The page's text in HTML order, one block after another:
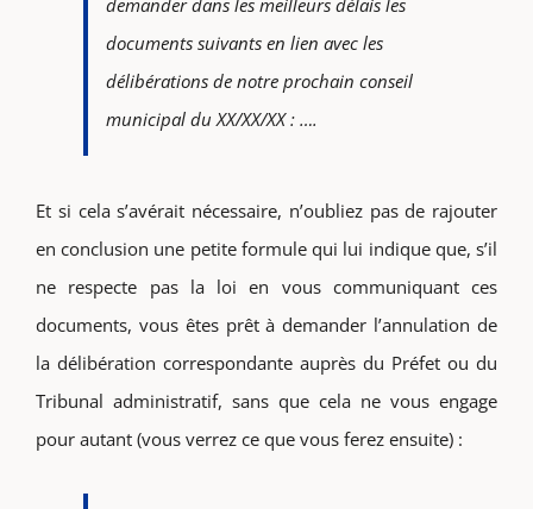
documents suivants en lien avec les
délibérations de notre prochain conseil
municipal du XX/XX/XX : ….
Et si cela s’avérait nécessaire, n’oubliez pas de rajouter
en conclusion une petite formule qui lui indique que, s’il
ne respecte pas la loi en vous communiquant ces
documents, vous êtes prêt à demander l’annulation de
la délibération correspondante auprès du Préfet ou du
Tribunal administratif, sans que cela ne vous engage
pour autant (vous verrez ce que vous ferez ensuite) :